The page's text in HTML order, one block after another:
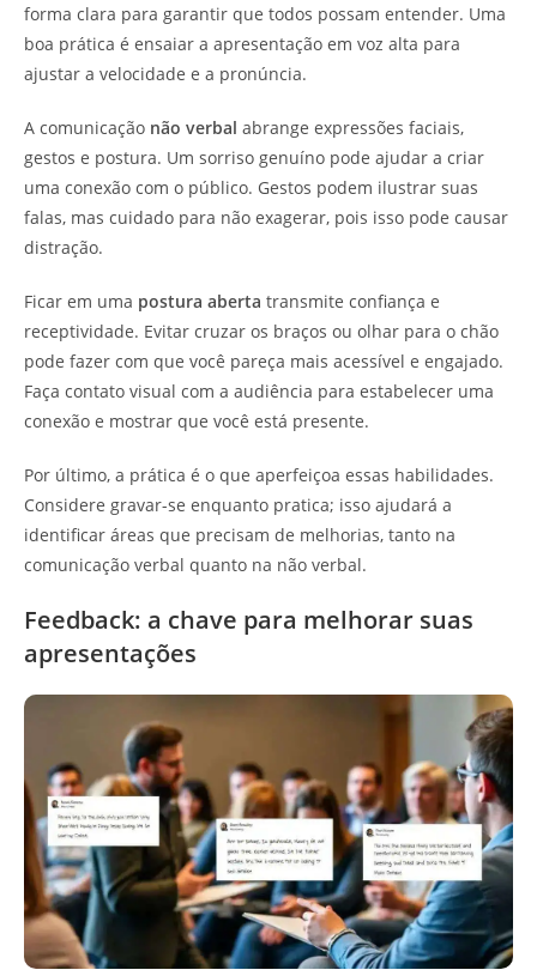
forma clara para garantir que todos possam entender. Uma
boa prática é ensaiar a apresentação em voz alta para
ajustar a velocidade e a pronúncia.
A comunicação não verbal abrange expressões faciais,
gestos e postura. Um sorriso genuíno pode ajudar a criar
uma conexão com o público. Gestos podem ilustrar suas
falas, mas cuidado para não exagerar, pois isso pode causar
distração.
Ficar em uma postura aberta transmite confiança e
receptividade. Evitar cruzar os braços ou olhar para o chão
pode fazer com que você pareça mais acessível e engajado.
Faça contato visual com a audiência para estabelecer uma
conexão e mostrar que você está presente.
Por último, a prática é o que aperfeiçoa essas habilidades.
Considere gravar-se enquanto pratica; isso ajudará a
identificar áreas que precisam de melhorias, tanto na
comunicação verbal quanto na não verbal.
Feedback: a chave para melhorar suas
apresentações